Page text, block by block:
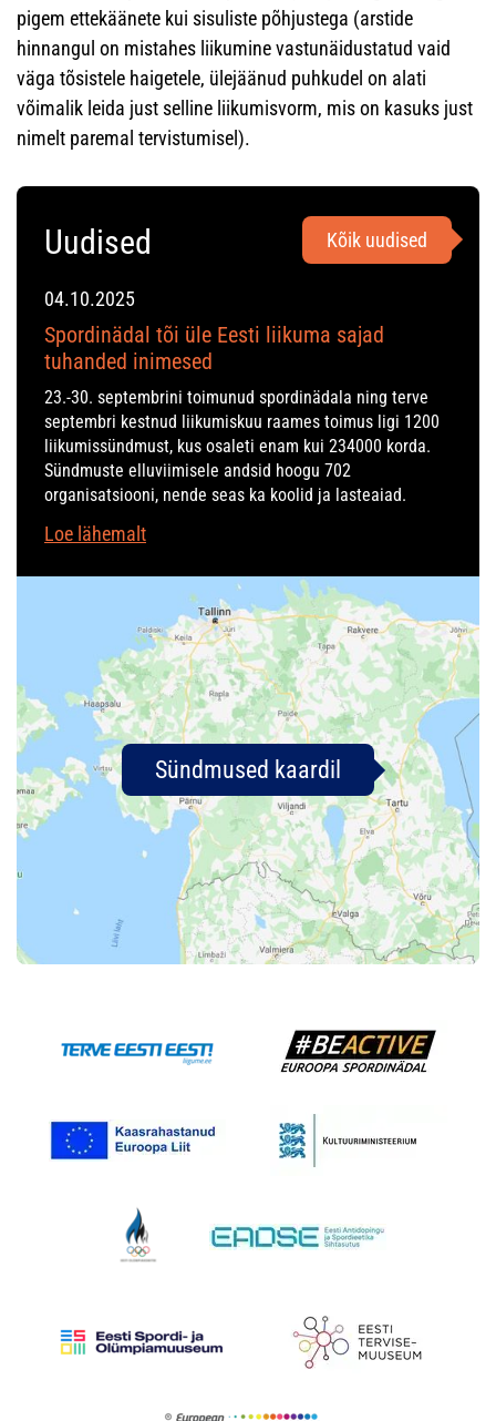
pigem ettekäänete kui sisuliste põhjustega (arstide
hinnangul on mistahes liikumine vastunäidustatud vaid
väga tõsistele haigetele, ülejäänud puhkudel on alati
võimalik leida just selline liikumisvorm, mis on kasuks just
nimelt paremal tervistumisel).
Uudised Kõik uudised
04.10.2025
Spordinädal tõi üle Eesti liikuma sajad
tuhanded inimesed
23.-30. septembrini toimunud spordinädala ning terve
septembri kestnud liikumiskuu raames toimus ligi 1200
liikumissündmust, kus osaleti enam kui 234000 korda.
Sündmuste elluviimisele andsid hoogu 702
organisatsiooni, nende seas ka koolid ja lasteaiad.
Loe lähemalt
Sündmused kaardil